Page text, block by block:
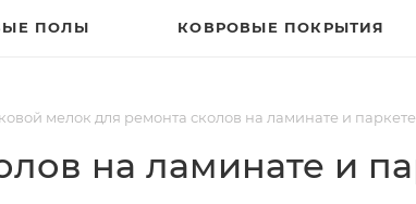
ПОЛЫ КОВРОВЫЕ ПОКРЫТИЯ
мелок для ремонта сколов на ламинате и
на ламинате и